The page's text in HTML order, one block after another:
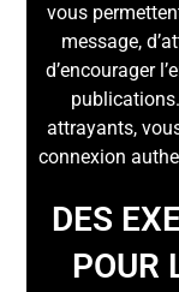
vous
message,
d’encourager
attrayants,
connexion
DES
POUR